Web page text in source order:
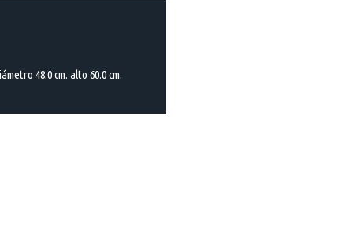
48.0 cm. alto 60.0 cm.